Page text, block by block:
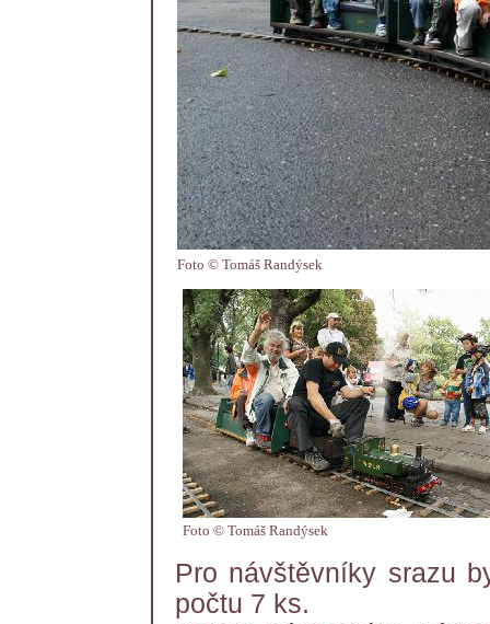
Foto © Tomáš Randýsek
Foto © Tomáš Randýsek
Pro návštěvníky srazu
počtu 7 ks.